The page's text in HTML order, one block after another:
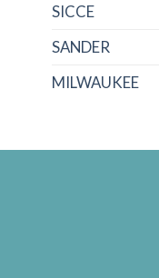
SICCE
SANDER
MILWAUKEE